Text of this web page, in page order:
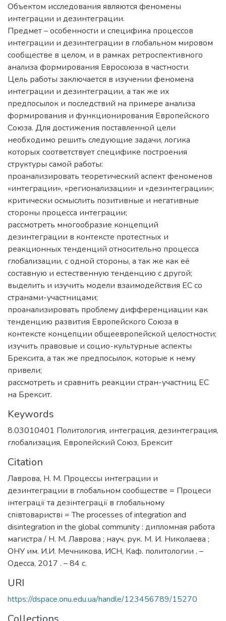
Объектом исследования являются феномены
интеграции и дезинтеграции.
Предмет – особенности и специфика процессов
интеграции и дезинтеграции в глобальном мировом
сообществе в целом, и в рамках ретроспективного
анализа формирования Евросоюза в частности.
Цель работы заключается в изучении феномена
интеграции и дезинтеграции, а так же их
предпосылок и последствий на примере анализа
формирования и функционирования Европейского
Союза. Для достижения поставленной цели
необходимо решить следующие задачи, логика
которых соответствует специфике построения
структуры самой работы:
проанализировать теоретический аспект феноменов
«интеграции», «регионализации» и «дезинтеграции»;
критически осмыслить позитивные и негативные
стороны процесса интеграции;
рассмотреть многообразие концепций
дезинтеграции в контексте протестных и
реакционных тенденций относительно процесса
глобализации, с одной стороны, а так же как её
составную и естественную тенденцию с другой;
выделить и изучить модели взаимодействия ЕС со
странами-участницами;
проанализировать проблему дифференциации как
тенденцию развития Европейского Союза в
контексте концепции общеевропейской целостности;
изучить правовые и социо-культурные аспекты
Брексита, а так же предпосылок, которые к нему
привели;
рассмотреть и сравнить реакции стран-участниц ЕС
на Брексит.
Keywords
8.03010401 Политология, интеграция, дезинтеграция,
глобализация, Европейский Союз, Брексит
Citation
Лаврова, Н. М. Процессы интеграции и
дезинтеграции в глобальном сообществе = Процеси
інтеграції та дезінтеграції в глобальному
співтоваристві = The processes of integration and
disintegration in the global community : дипломная работа
магистра / Н. М. Лаврова ; науч. рук. М. И. Николаева ;
ОНУ им. И.И. Мечникова, ИСН, Каф. политологии . –
Одесса, 2017 . – 84 с.
URI
https://dspace.onu.edu.ua/handle/123456789/15270